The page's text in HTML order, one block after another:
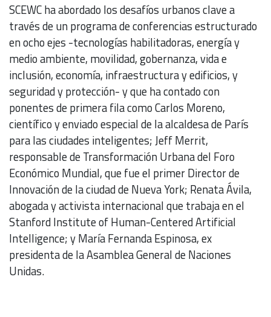
SCEWC ha abordado los desafíos urbanos clave a
través de un programa de conferencias estructurado
en ocho ejes -tecnologías habilitadoras, energía y
medio ambiente, movilidad, gobernanza, vida e
inclusión, economía, infraestructura y edificios, y
seguridad y protección- y que ha contado con
ponentes de primera fila como Carlos Moreno,
científico y enviado especial de la alcaldesa de París
para las ciudades inteligentes; Jeff Merrit,
responsable de Transformación Urbana del Foro
Económico Mundial, que fue el primer Director de
Innovación de la ciudad de Nueva York; Renata Ávila,
abogada y activista internacional que trabaja en el
Stanford Institute of Human-Centered Artificial
Intelligence; y María Fernanda Espinosa, ex
presidenta de la Asamblea General de Naciones
Unidas.